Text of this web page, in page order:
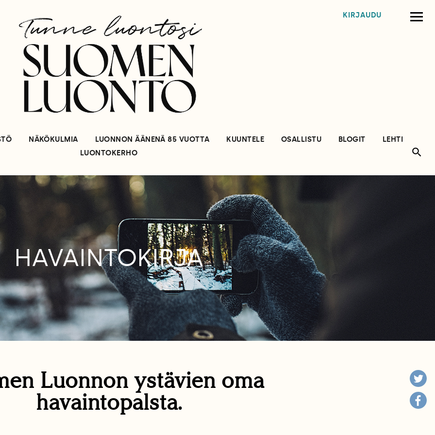
KIRJAUDU
NÄKÖKULMIA LUONNON ÄÄNENÄ 85 VUOTTA KUUNTELE OSALLISTU BLOGIT
LEHTI
LUONTOKERHO
HAVAINTOKIRJA
Luonnon ystävien oma
havaintopalsta.